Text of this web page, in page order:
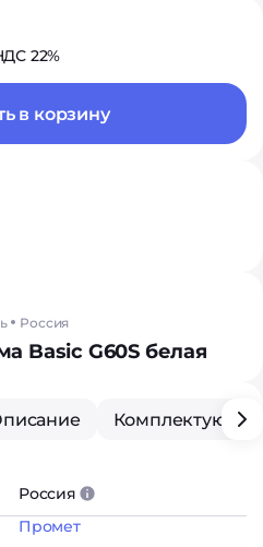
22%
в корзину
Россия
Basic G60S белая
Россия
Промет